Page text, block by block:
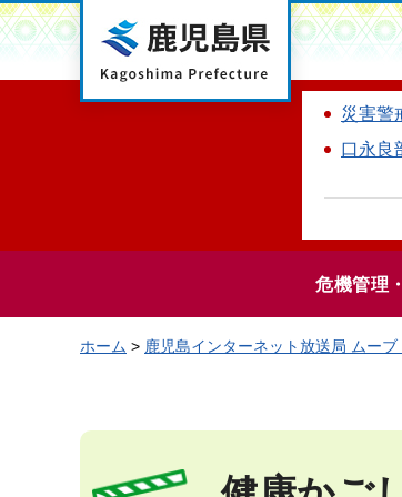
鹿児島県
災害警
口永良
危機管理
ホーム > 鹿児島インターネット放送局 ムーブ